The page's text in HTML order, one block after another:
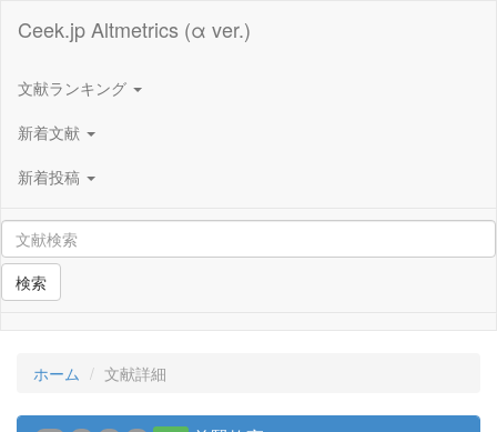
Ceek.jp Altmetrics (α ver.)
文献ランキング
新着文献
新着投稿
検索
ホーム 文献詳細